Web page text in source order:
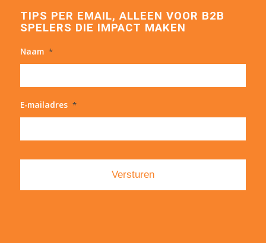
TIPS PER EMAIL, ALLEEN VOOR B2B
SPELERS DIE IMPACT MAKEN
Naam *
E-mailadres *